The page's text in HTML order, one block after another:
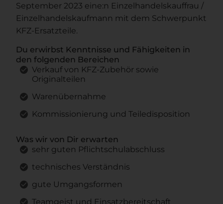
September 2023 eine:n Einzelhandelskauffrau /
Einzelhandelskaufmann mit dem Schwerpunkt
KFZ-Ersatzteile.
Du erwirbst Kenntnisse und Fähigkeiten in
den folgenden Bereichen
Verkauf von KFZ-Zubehör sowie
Originalteilen
Warenübernahme
Kommissionierung und Teiledisposition
Was wir von Dir erwarten
sehr guten Pflichtschulabschluss
technisches Verständnis
gute Umgangsformen
Teamgeist und Einsatzbereitschaft